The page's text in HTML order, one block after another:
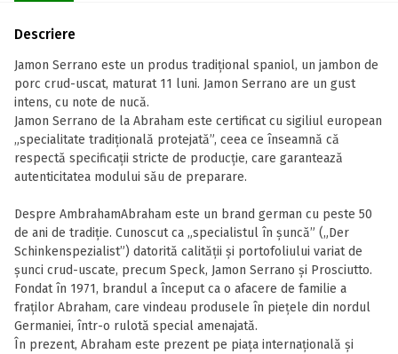
Descriere
Jamon Serrano este un produs tradițional spaniol, un jambon de
porc crud-uscat, maturat 11 luni. Jamon Serrano are un gust
intens, cu note de nucă.
Jamon Serrano de la Abraham este certificat cu sigiliul european
„specialitate tradițională protejată”, ceea ce înseamnă că
respectă specificații stricte de producție, care garantează
autenticitatea modului său de preparare.
Despre AmbrahamAbraham este un brand german cu peste 50
de ani de tradiție. Cunoscut ca „specialistul în șuncă” („Der
Schinkenspezialist”) datorită calității și portofoliului variat de
șunci crud-uscate, precum Speck, Jamon Serrano și Prosciutto.
Fondat în 1971, brandul a început ca o afacere de familie a
fraților Abraham, care vindeau produsele în piețele din nordul
Germaniei, într-o rulotă special amenajată.
În prezent, Abraham este prezent pe piața internațională și